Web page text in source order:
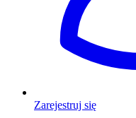
Zarejestruj się